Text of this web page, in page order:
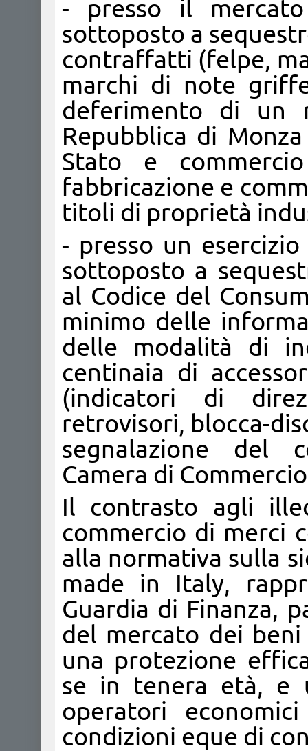
- presso il
sottoposto a
contraffatti (felpe,
marchi di note
deferimento di un
Repubblica di
Stato e
fabbricazione e
titoli di proprietà
- presso un
sottoposto a
al Codice del
minimo delle
delle modalità di
centinaia di
(indicatori di
retrovisori, blocca-
segnalazione del
Camera di
Il contrasto agli
commercio di merci
alla normativa sulla
made in Italy,
Guardia di Finanza,
del mercato dei
una protezione
se in tenera età, e
operatori
condizioni eque di